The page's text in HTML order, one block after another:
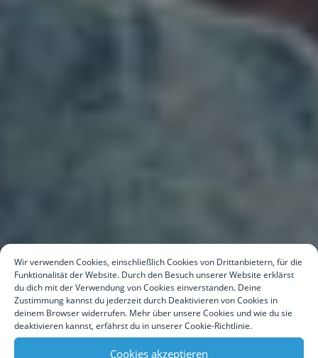
Wir verwenden Cookies, einschließlich Cookies von Drittanbietern, für die
Funktionalität der Website. Durch den Besuch unserer Website erklärst
du dich mit der Verwendung von Cookies einverstanden. Deine
Zustimmung kannst du jederzeit durch Deaktivieren von Cookies in
deinem Browser widerrufen. Mehr über unsere Cookies und wie du sie
deaktivieren kannst, erfährst du in unserer Cookie-Richtlinie.
Cookies akzeptieren